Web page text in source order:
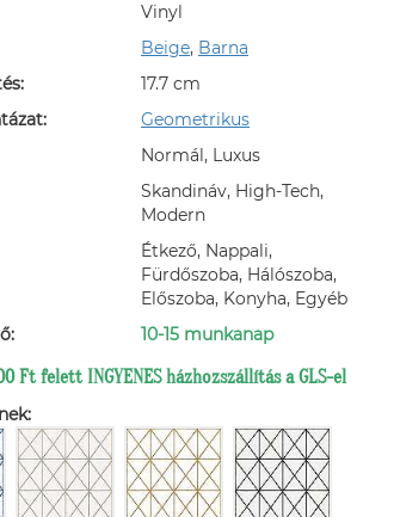
Vinyl
Beige, Barna
17.7 cm
Geometrikus
Normál, Luxus
Skandináv, High-Tech,
Modern
Étkező, Nappali,
Fürdőszoba, Hálószoba,
Előszoba, Konyha, Egyéb
10-15 munkanap
Ft felett INGYENES házhozszállítás a GLS-el